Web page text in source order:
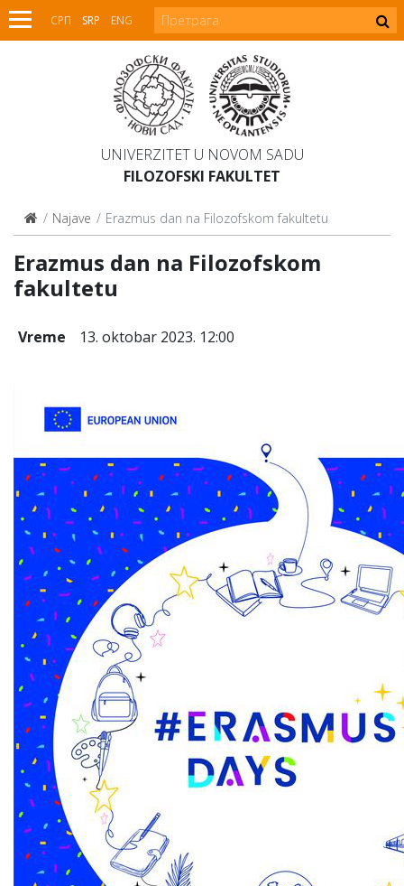
СРП SRP ENG
UNIVERZITET U NOVOM SADU
FILOZOFSKI FAKULTET
Najave Erazmus dan na Filozofskom fakultetu
Erazmus dan na Filozofskom
fakultetu
Vreme 13. oktobar 2023. 12:00